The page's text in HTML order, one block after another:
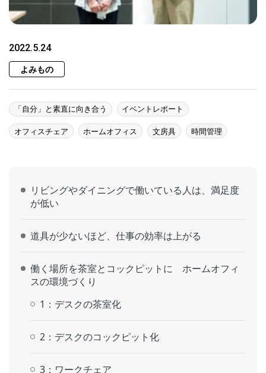
2022.5.24
よみもの
「自分」と素直に向き合う イベントレポート
オフィスチェア ホームオフィス 文房具 時間管理
リビングやダイニングで働いている人は、満足度
が低い
道具が少ないほど、仕事の効率は上がる
働く場所を茶室とコックピットに ホームオフィ
スの環境づくり
1：デスクの茶室化
2：デスクのコックピット化
3：ワークチェア